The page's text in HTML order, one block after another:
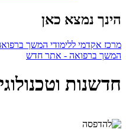
הינך נמצא כאן
מרכז אקדמי ללימודי המשך
המשך ברפואה - אתר חדש
חדשנות